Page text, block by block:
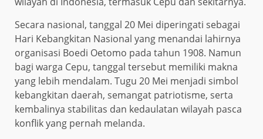
Secara nasional, tanggal 20 Mei diperingati sebagai
Hari Kebangkitan Nasional yang menandai lahirnya
organisasi Boedi Oetomo pada tahun 1908. Namun
bagi warga Cepu, tanggal tersebut memiliki makna
yang lebih mendalam. Tugu 20 Mei menjadi simbol
kebangkitan daerah, semangat patriotisme, serta
kembalinya stabilitas dan kedaulatan wilayah pasca
konflik yang pernah melanda.